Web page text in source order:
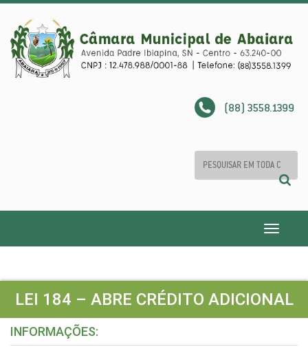
(88) 3558.1399
Toggle
LEI 184 – ABRE CRÉDITO ADICIONAL
INFORMAÇÕES: